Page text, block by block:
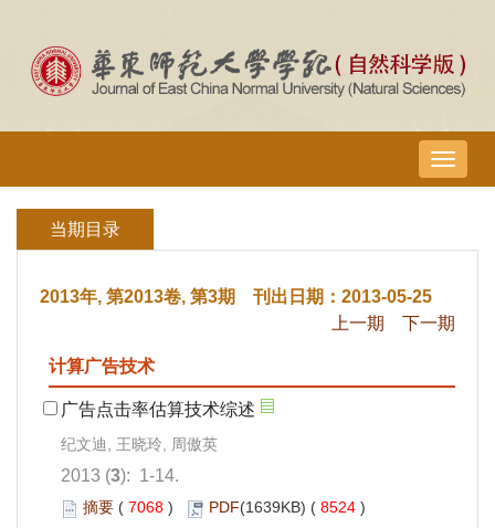
导
航
当期目录
2013年, 第2013卷, 第3期 刊出日期：2013-05-25
上一期
下一期
计算广告技术
广告点击率估算技术综述
纪文迪, 王晓玲, 周傲英
2013 (3): 1-14.
摘要 ( 7068 ) PDF(1639KB) ( 8524 )